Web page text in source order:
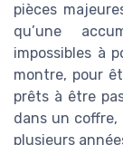
pièces
qu’une
impossibles à
montre, pour
prêts à être
dans un
plusieurs